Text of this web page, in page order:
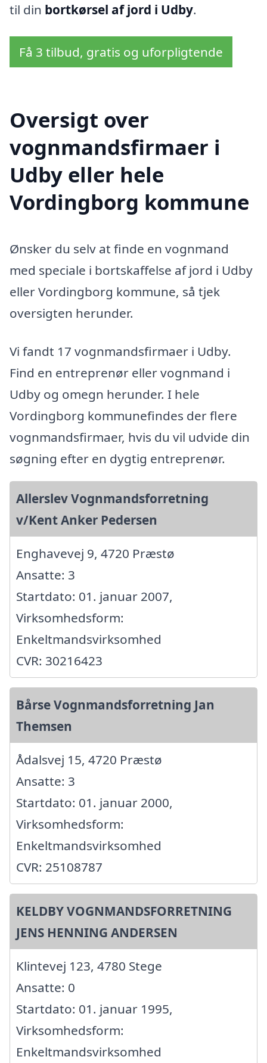
til din bortkørsel af jord i Udby.
Få 3 tilbud, gratis og uforpligtende
Oversigt over
vognmandsfirmaer i
Udby eller hele
Vordingborg kommune
Ønsker du selv at finde en vognmand
med speciale i bortskaffelse af jord i Udby
eller Vordingborg kommune, så tjek
oversigten herunder.
Vi fandt 17 vognmandsfirmaer i Udby.
Find en entreprenør eller vognmand i
Udby og omegn herunder. I hele
Vordingborg kommunefindes der flere
vognmandsfirmaer, hvis du vil udvide din
søgning efter en dygtig entreprenør.
Allerslev Vognmandsforretning
v/Kent Anker Pedersen
Enghavevej 9, 4720 Præstø
Ansatte: 3
Startdato: 01. januar 2007,
Virksomhedsform:
Enkeltmandsvirksomhed
CVR: 30216423
Bårse Vognmandsforretning Jan
Themsen
Ådalsvej 15, 4720 Præstø
Ansatte: 3
Startdato: 01. januar 2000,
Virksomhedsform:
Enkeltmandsvirksomhed
CVR: 25108787
KELDBY VOGNMANDSFORRETNING
JENS HENNING ANDERSEN
Klintevej 123, 4780 Stege
Ansatte: 0
Startdato: 01. januar 1995,
Virksomhedsform:
Enkeltmandsvirksomhed